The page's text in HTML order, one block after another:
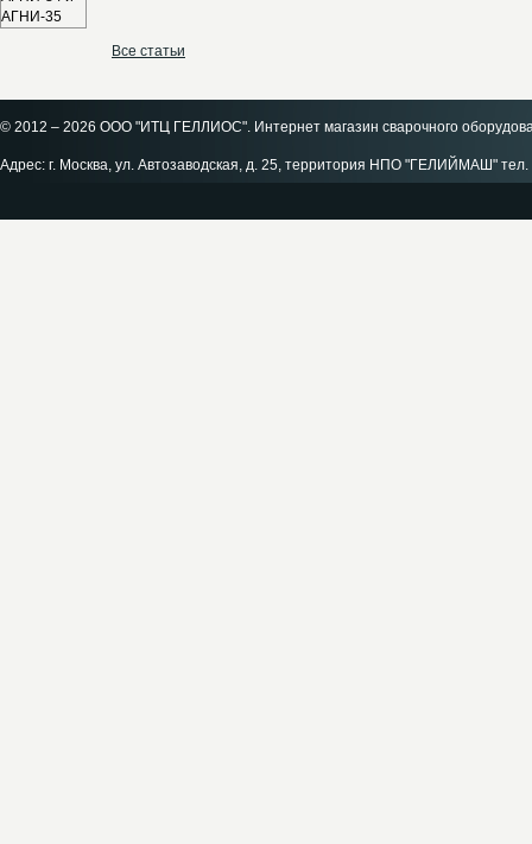
Все статьи
© 2012 – 2026 ООО "ИТЦ ГЕЛЛИОС". Интернет магазин сварочного
Адрес: г. Москва, ул. Автозаводская, д. 25, территория НПО "ГЕЛИЙМАШ"